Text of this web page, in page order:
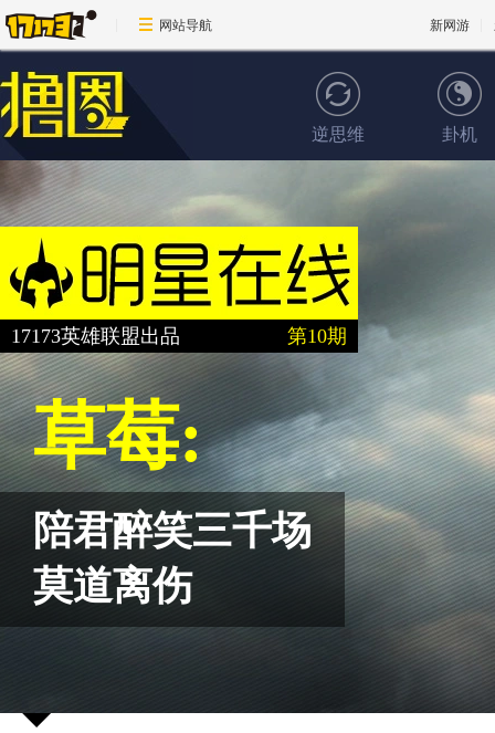
网站导航 新网游
逆思维 卦机
维克托的秘密
17173英雄联盟出品 第10期
草莓:
陪君醉笑三千场
莫道离伤